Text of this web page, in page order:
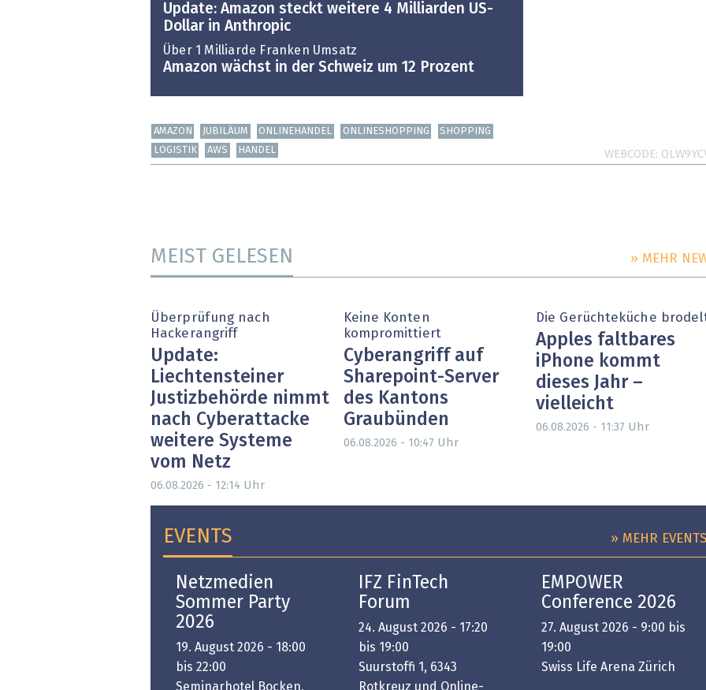
Update: Amazon steckt weitere 4 Milliarden US-
Dollar in Anthropic
Über 1 Milliarde Franken Umsatz
Amazon wächst in der Schweiz um 12 Prozent
AMAZON JUBILÄUM ONLINEHANDEL ONLINESHOPPING
SHOPPING
LOGISTIK
AWS HANDEL WEBCODE
MEIST GELESEN » MEHR
Überprüfung nach
Hackerangriff
Update:
Liechtensteiner
Justizbehörde nimmt
nach Cyberattacke
weitere Systeme
vom Netz
06.08.2026 - 12:14 Uhr
Keine Konten
kompromittiert
Cyberangriff auf
Sharepoint-Server
des Kantons
Graubünden
06.08.2026 - 10:47 Uhr
Die Gerüchteküche
Apples faltbares
iPhone kommt
dieses Jahr –
vielleicht
06.08.2026 - 11:37 Uhr
EVENTS » MEHR EVENTS
Netzmedien
Sommer Party
2026
19. August 2026 - 18:00
bis 22:00
Seminarhotel Bocken,
IFZ FinTech
Forum
24. August 2026 - 17:20
bis 19:00
Suurstoffi 1, 6343
Rotkreuz und Online-
EMPOWER
Conference 2026
27. August 2026 - 9:00 bis
19:00
Swiss Life Arena Zürich